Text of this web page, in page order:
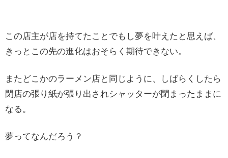
この店主が店を持てたことでもし夢を叶えたと思えば、
きっとこの先の進化はおそらく期待できない。
またどこかのラーメン店と同じように、しばらくしたら
閉店の張り紙が張り出されシャッターが閉まったままに
なる。
夢ってなんだろう？